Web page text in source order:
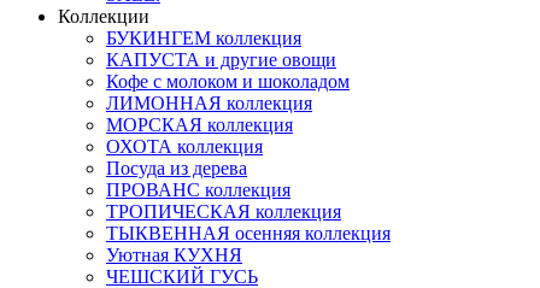
Коллекции
БУКИНГЕМ коллекция
КАПУСТА и другие овощи
Кофе с молоком и шоколадом
ЛИМОННАЯ коллекция
МОРСКАЯ коллекция
ОХОТА коллекция
Посуда из дерева
ПРОВАНС коллекция
ТРОПИЧЕСКАЯ коллекция
ТЫКВЕННАЯ осенняя коллекция
Уютная КУХНЯ
ЧЕШСКИЙ ГУСЬ